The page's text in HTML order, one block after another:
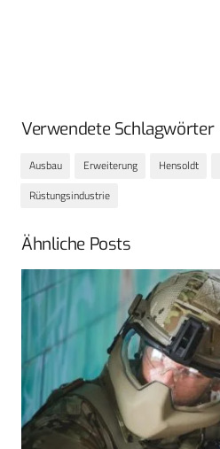
Verwendete Schlagwörter
Ausbau Erweiterung Hensoldt
Rüstungsindustrie
Ähnliche Posts